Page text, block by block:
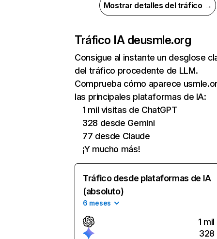
Mostrar detalles del tráfico →
Tráfico IA deusmle.org
Consigue al instante un desglose
del tráfico procedente de LLM.
Comprueba cómo aparece
las principales plataformas de IA:
1 mil visitas de ChatGPT
328 desde Gemini
77 desde Claude
¡Y mucho más!
Tráfico desde plataformas de IA
(absoluto)
6 meses
1 mil
328